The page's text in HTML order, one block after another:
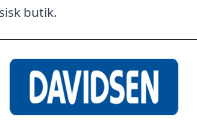
butik.